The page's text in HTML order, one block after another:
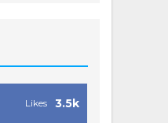
3.5k
Likes